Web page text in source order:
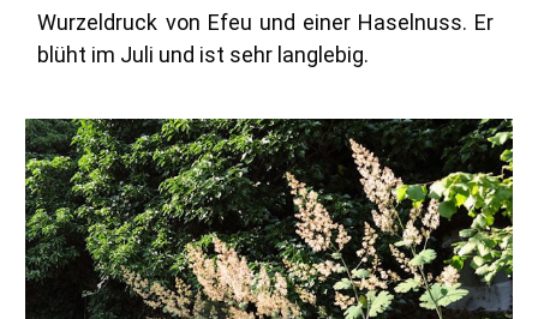
Wurzeldruck von Efeu und einer Haselnuss. Er
blüht im Juli und ist sehr langlebig.